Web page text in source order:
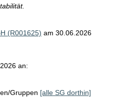
(R001625) am 30.06.2026
an:
Gruppen [alle SG dorthin]